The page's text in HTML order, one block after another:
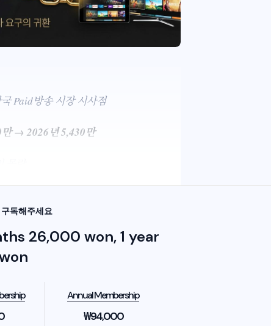
Paid방송 시장 시사점
만 → 2026년 5,430만
독해주세요
26,000 won, 1 year
Annual Membership
₩94,000